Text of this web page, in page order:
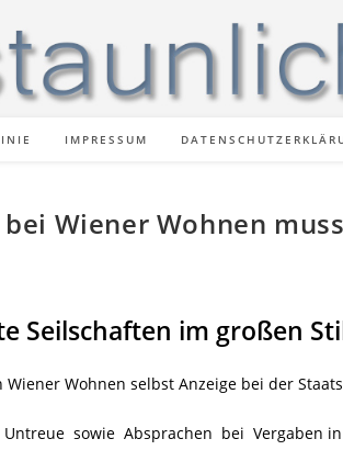
IMPRESSUM
bei Wiener Wohnen
Seilschaften im großen
Wiener Wohnen selbst Anzeige bei der
sowie Absprachen bei Vergaben